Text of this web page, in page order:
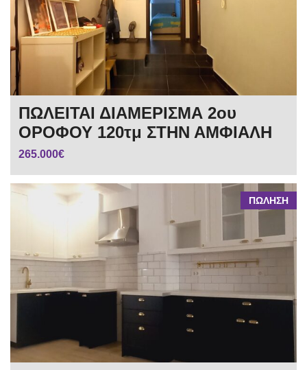
ΠΩΛΕΙΤΑΙ ΔΙΑΜΕΡΙΣΜΑ 2ου
ΟΡΟΦΟΥ 120τμ ΣΤΗΝ ΑΜΦΙΑΛΗ
265.000€
ΠΩΛΗΣΗ